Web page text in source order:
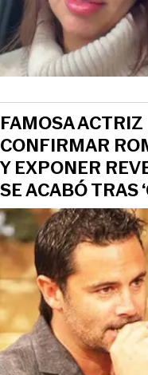
FAMOSA
CONFIRMAR
Y EXPONER
SE ACABÓ TRAS